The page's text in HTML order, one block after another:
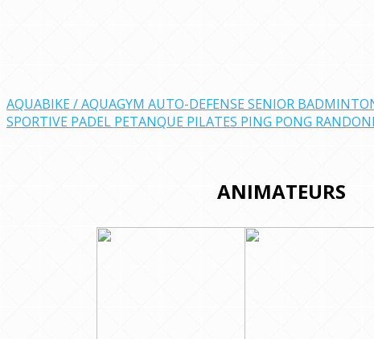
AQUABIKE / AQUAGYM AUTO-DEFENSE SENIOR
SPORTIVE PADEL PETANQUE PILATES PING PONG
ANIMATEURS